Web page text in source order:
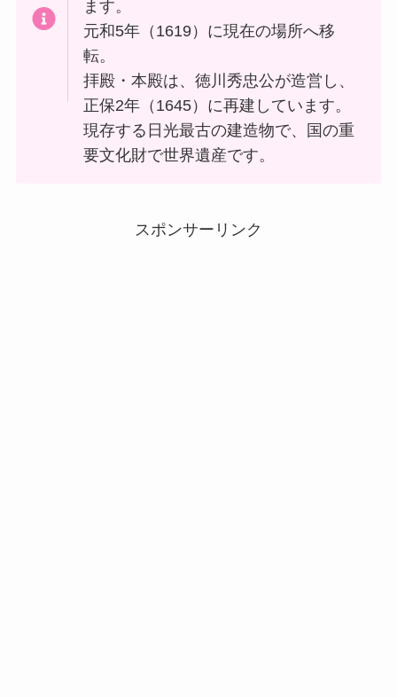
ます。
元和5年（1619）に現在の場所へ移
転。
拝殿・本殿は、徳川秀忠公が造営し、
正保2年（1645）に再建しています。
現存する日光最古の建造物で、国の重
要文化財で世界遺産です。
スポンサーリンク